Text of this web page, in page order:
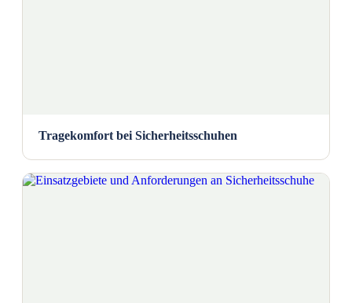
Tragekomfort bei Sicherheitsschuhen